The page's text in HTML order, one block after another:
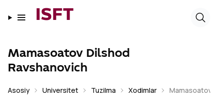
ISFT
Mamasoatov Dilshod
Ravshanovich
Asosiy Universitet Tuzilma Xodimlar Mamasoatov